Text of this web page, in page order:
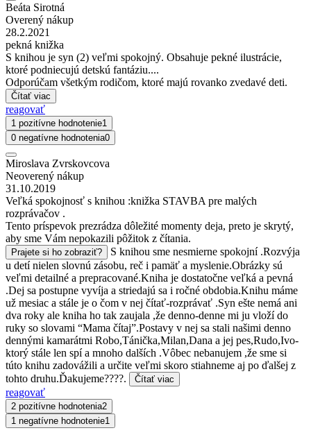
Beáta Sirotná
Overený nákup
28.2.2021
pekná knižka
S knihou je syn (2) veľmi spokojný. Obsahuje pekné ilustrácie,
ktoré podniecujú detskú fantáziu....
Odporúčam všetkým rodičom, ktoré majú rovanko zvedavé deti.
Čítať viac
reagovať
1 pozitívne hodnotenie1
0 negatívne hodnotenia0
Miroslava Zvrskovcova
Neoverený nákup
31.10.2019
Veľká spokojnosť s knihou :knižka STAVBA pre malých
rozprávačov .
Tento príspevok prezrádza dôležité momenty deja, preto je skrytý,
aby sme Vám nepokazili pôžitok z čítania.
Prajete si ho zobraziť?
S knihou sme nesmierne spokojní .Rozvýja
u detí nielen slovnú zásobu, reč i pamäť a myslenie.Obrázky sú
veľmi detailné a prepracované.Kniha je dostatočne veľká a pevná
.Dej sa postupne vyvíja a striedajú sa i ročné obdobia.Knihu máme
už mesiac a stále je o čom v nej čítať-rozprávať .Syn ešte nemá ani
dva roky ale kniha ho tak zaujala ,že denno-denne mi ju vloží do
ruky so slovami “Mama čítaj”.Postavy v nej sa stali našimi denno
dennými kamarátmi Robo,Tánička,Milan,Dana a jej pes,Rudo,Ivo-
ktorý stále len spí a mnoho dalších .Vôbec nebanujem ,že sme si
túto knihu zadovážili a určite veľmi skoro stiahneme aj po ďalšej z
tohto druhu.Ďakujeme????.
Čítať viac
reagovať
2 pozitívne hodnotenia2
1 negatívne hodnotenie1